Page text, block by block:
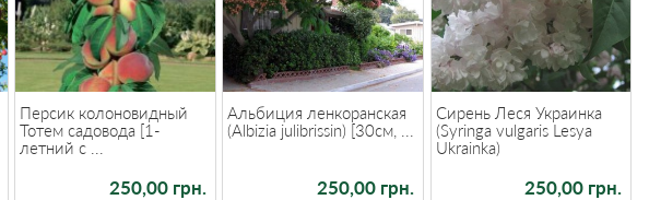
Персик колоновидный
Тотем садовода [1-
летний с ...
250,00 грн.
Альбиция ленкоранская
(Albizia julibrissin) [30см, ...
250,00 грн.
Сирень Леся Украинка
(Syringa vulgaris Lesya
Ukrainka)
250,00 грн.